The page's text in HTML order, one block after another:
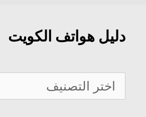
دليل هواتف الكويت
دليل
هواتف